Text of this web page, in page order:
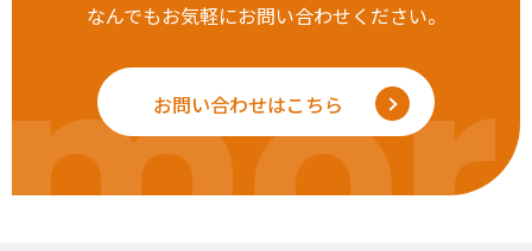
なんでもお気軽にお問い合わせください。
お問い合わせはこちら